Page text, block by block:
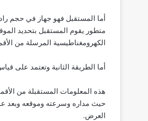
الكهرومغناطيسية المرسلة من
أما الطريقة الثانية وتعتمد على
هذه المعلومات المستقبلة من
حيث مداره وسرعته وموقعه وبعد
العرض.